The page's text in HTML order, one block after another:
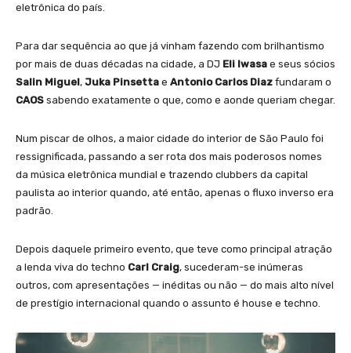
eletrônica do país.
Para dar sequência ao que já vinham fazendo com brilhantismo
por mais de duas décadas na cidade, a DJ Eli Iwasa e seus sócios
Salin Miguel, Juka Pinsetta e Antonio Carlos Diaz fundaram o
CAOS sabendo exatamente o que, como e aonde queriam chegar.
Num piscar de olhos, a maior cidade do interior de São Paulo foi
ressignificada, passando a ser rota dos mais poderosos nomes
da música eletrônica mundial e trazendo clubbers da capital
paulista ao interior quando, até então, apenas o fluxo inverso era
padrão.
Depois daquele primeiro evento, que teve como principal atração
a lenda viva do techno Carl Craig, sucederam-se inúmeras
outros, com apresentações — inéditas ou não — do mais alto nível
de prestígio internacional quando o assunto é house e techno.